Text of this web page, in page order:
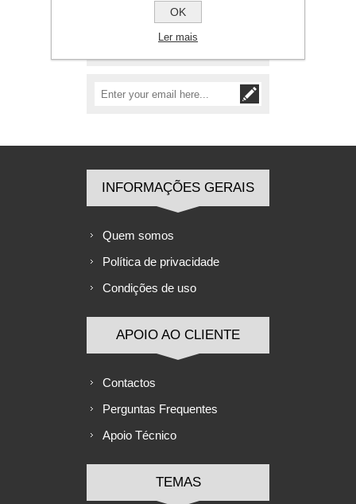
+351 212 149 696
(custo de chamada
para rede fixa
INFORMAÇÕES GERAIS
Quem somos
Política de privacidade
Condições de uso
APOIO AO CLIENTE
Contactos
Perguntas Frequentes
Apoio Técnico
TEMAS
OK
Ler mais